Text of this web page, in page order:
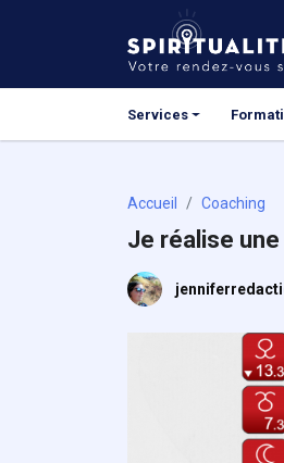
Services
Accueil Coaching
Je réalise
Panneau de gestion des cookies